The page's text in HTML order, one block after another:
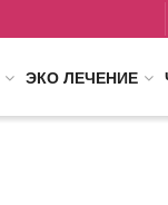
ЭКО ЛЕЧЕНИЕ